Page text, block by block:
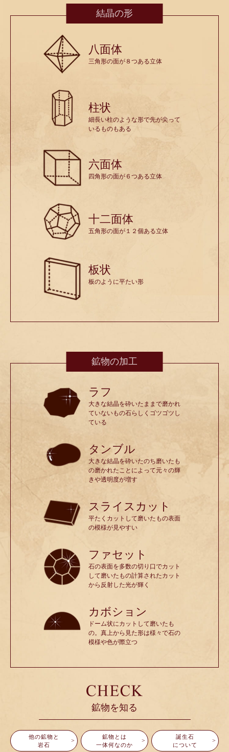
結晶の形
八面体
三角形の面が８つある立体
柱状
細長い柱のような形で先が尖って
いるものもある
六面体
四角形の面が６つある立体
十二面体
五角形の面が１２個ある立体
板状
板のように平たい形
鉱物の加工
ラフ
大きな結晶を砕いたままで磨かれ
ていないもの石らしくゴツゴツし
ている
タンブル
大きな結晶を砕いたのち磨いたも
の磨かれたことによって元々の輝
きや透明度が増す
スライスカット
平たくカットして磨いたもの表面
の模様が見やすい
ファセット
石の表面を多数の切り口でカット
して磨いたもの計算されたカット
から反射した光が輝く
カボション
ドーム状にカットして磨いたも
の。真上から見た形は様々で石の
模様や色が際立つ
鉱物を知る
他の鉱物と
岩石
鉱物とは
一体何なのか
誕生石
について